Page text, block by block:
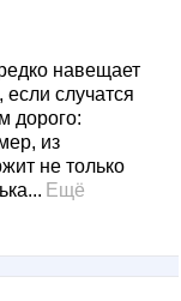
навещает
случатся
дорого:
из
не только
Ещё